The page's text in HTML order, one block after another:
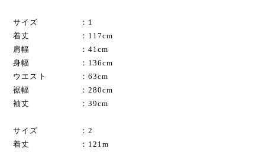
サイズ ：1
着丈 ：117cm
肩幅 ：41cm
身幅 ：136cm
ウエスト ：63cm
裾幅 ：280cm
袖丈 ：39cm
サイズ ：2
着丈 ：121m